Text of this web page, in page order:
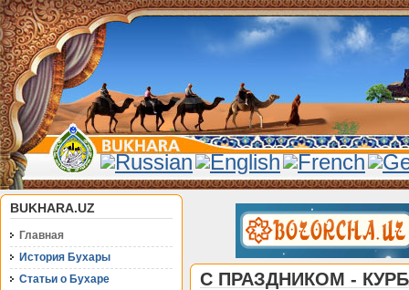
BUKHARA.UZ
Главная
История Бухары
Статьи о Бухаре
С ПРАЗДНИКОМ -